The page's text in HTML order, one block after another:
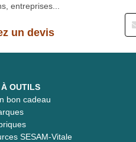
entreprises...
un devis
OUTILS
bon cadeau
SESAM-Vitale